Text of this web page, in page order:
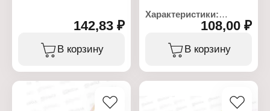
Ширина: 25-30 см
Материал: сорго
Конструкция: 2-х
прошивной
142,83 ₽
В корзину
Характеристики:
Торговая марка: Happy
Артикул/Модель: HP-
108,00 ₽
В корзину